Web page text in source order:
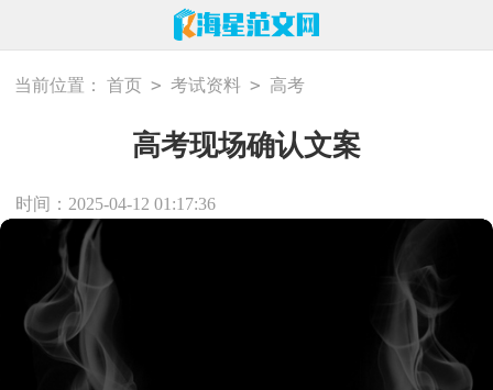
当前位置： 首页 > 考试资料 > 高考
高考现场确认文案
时间：2025-04-12 01:17:36